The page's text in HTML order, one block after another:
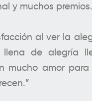
y muchos premios.
al ver la
de alegría
mucho amor